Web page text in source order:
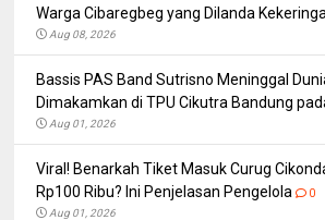
Warga Cibaregbeg yang Dilanda
Aug 08, 2026
Bassis PAS Band Sutrisno Meninggal
Dimakamkan di TPU Cikutra Bandung
Aug 01, 2026
Viral! Benarkah Tiket Masuk Curug
Rp100 Ribu? Ini Penjelasan Pengelola
0
Aug 01, 2026